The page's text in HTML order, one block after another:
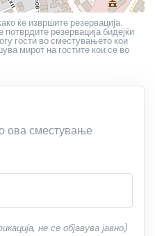
ќе извршите резервација.
потврдите резервација бидејќи
гости во сместувањето кои
мирот на гостите кои се во
ова сместување
не се објавува јавно)